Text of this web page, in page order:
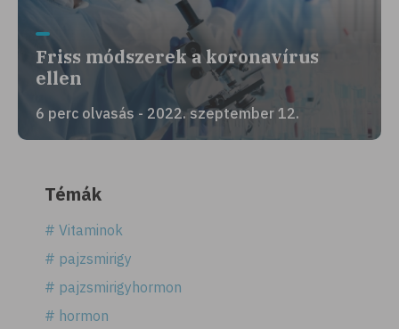
Friss módszerek a koronavírus
ellen
6 perc olvasás - 2022. szeptember 12.
Témák
# Vitaminok
# pajzsmirigy
# pajzsmirigyhormon
# hormon